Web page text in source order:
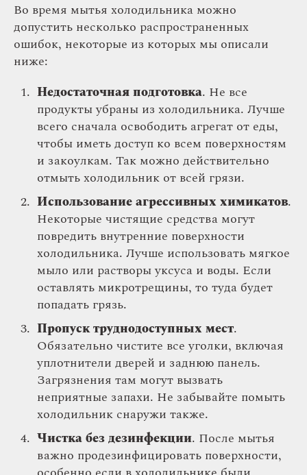
Во время мытья холодильника можно
допустить несколько распространенных
ошибок, некоторые из которых мы описали
ниже:
Недостаточная подготовка. Не все
продукты убраны из холодильника. Лучше
всего сначала освободить агрегат от еды,
чтобы иметь доступ ко всем поверхностям
и закоулкам. Так можно действительно
отмыть холодильник от всей грязи.
Использование агрессивных химикатов.
Некоторые чистящие средства могут
повредить внутренние поверхности
холодильника. Лучше использовать мягкое
мыло или растворы уксуса и воды. Если
оставлять микротрещины, то туда будет
попадать грязь.
Пропуск труднодоступных мест.
Обязательно чистите все уголки, включая
уплотнители дверей и заднюю панель.
Загрязнения там могут вызвать
неприятные запахи. Не забывайте помыть
холодильник снаружи также.
Чистка без дезинфекции. После мытья
важно продезинфицировать поверхности,